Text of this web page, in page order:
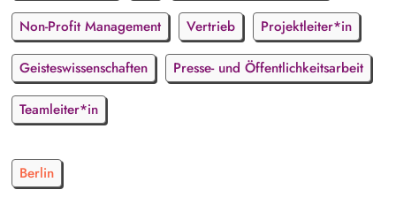
Non-Profit Management Vertrieb Projektleiter*in
Geisteswissenschaften Presse- und Öffentlichkeitsarbeit
Teamleiter*in
Berlin